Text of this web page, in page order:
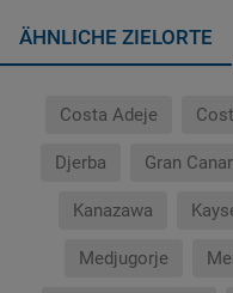
ÄHNLICHE ZIELORTE
Costa Adeje
Djerba Gran
Kanazawa
Medjugorje